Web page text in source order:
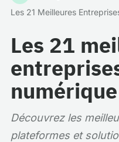
Les 21 Meilleures
Les 21
Découvrez les
plateformes et